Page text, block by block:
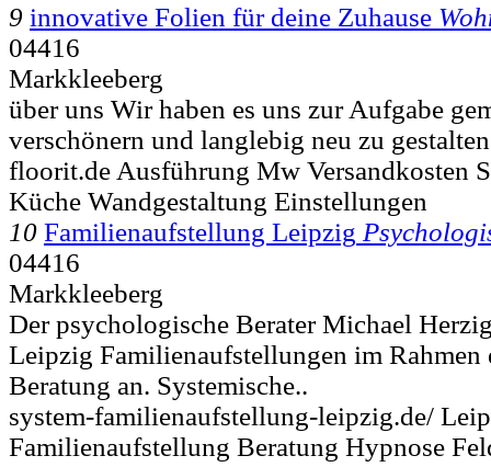
9 innovative Folien für deine Zuhause
04416
Markkleeberg
über uns Wir haben es uns zur Aufgabe
verschönern und langlebig neu zu
floorit.de Ausführung Mw Versandkosten
Küche Wandgestaltung Einstellungen
10 Familienaufstellung Leipzig
04416
Markkleeberg
Der psychologische Berater Michael
Leipzig Familienaufstellungen im Rahmen
Beratung an. Systemische..
system-familienaufstellung-leipzig.de/
Familienaufstellung Beratung Hypnose